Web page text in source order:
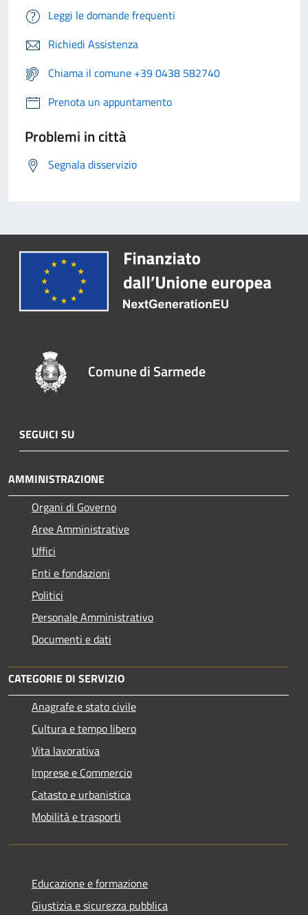
Leggi le domande frequenti
Richiedi Assistenza
Chiama il comune +39 0438 582740
Prenota un appuntamento
Problemi in città
Segnala disservizio
Comune di Sarmede
SEGUICI SU
AMMINISTRAZIONE
Organi di Governo
Aree Amministrative
Uffici
Enti e fondazioni
Politici
Personale Amministrativo
Documenti e dati
CATEGORIE DI SERVIZIO
Anagrafe e stato civile
Cultura e tempo libero
Vita lavorativa
Imprese e Commercio
Catasto e urbanistica
Mobilità e trasporti
Educazione e formazione
Giustizia e sicurezza pubblica